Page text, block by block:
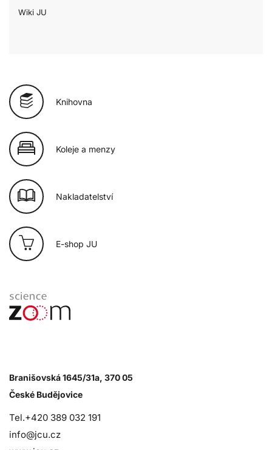
Wiki JU
Knihovna
Koleje a menzy
Nakladatelství
E-shop JU
Branišovská 1645/31a, 370 05
České Budějovice
Tel.+420 389 032 191
info@jcu.cz